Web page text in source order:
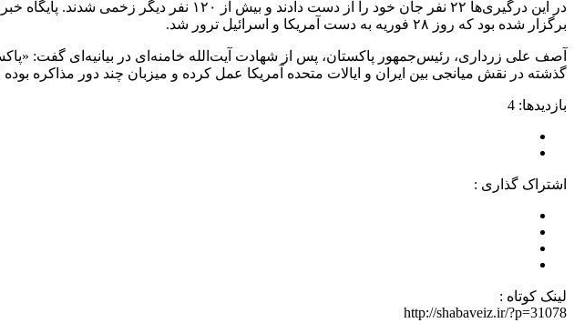
در این درگیری‌ها ۲۲ نفر جان خود را از دست
برگزار شده بود که روز ۲۸ فوریه به دست آمریکا و اسرائیل ترور شد.
آصف علی زرداری، رئیس‌جمهور پاکستان، پس از شهادت آیت‌الله خامنه‌ای در بیانیه‌ای گفت:
گذشته در نقش میانجی بین ایران و ایالات متحده آمریکا عمل کرده و میزبان چند دور مذاکره
بازدیدها: 4
اشتراک گذاری :
لینک کوتاه :
http://shabaveiz.ir/?p=31078